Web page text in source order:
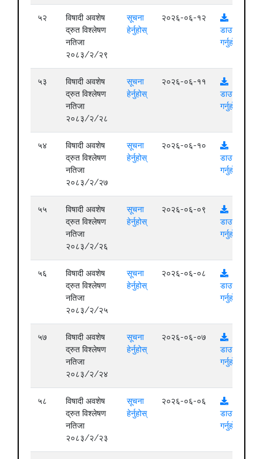
५२
विषादी अवशेष
द्रुत विश्लेषण
नतिजा
२०८३/२/२९
सूचना
हेर्नुहोस्
२०२६-०६-१२
डाउनलोड
गर्नुहोस्
५३
विषादी अवशेष
द्रुत विश्लेषण
नतिजा
२०८३/२/२८
सूचना
हेर्नुहोस्
२०२६-०६-११
डाउनलोड
गर्नुहोस्
५४
विषादी अवशेष
द्रुत विश्लेषण
नतिजा
२०८३/२/२७
सूचना
हेर्नुहोस्
२०२६-०६-१०
डाउनलोड
गर्नुहोस्
५५
विषादी अवशेष
द्रुत विश्लेषण
नतिजा
२०८३/२/२६
सूचना
हेर्नुहोस्
२०२६-०६-०९
डाउनलोड
गर्नुहोस्
५६
विषादी अवशेष
द्रुत विश्लेषण
नतिजा
२०८३/२/२५
सूचना
हेर्नुहोस्
२०२६-०६-०८
डाउनलोड
गर्नुहोस्
५७
विषादी अवशेष
द्रुत विश्लेषण
नतिजा
२०८३/२/२४
सूचना
हेर्नुहोस्
२०२६-०६-०७
डाउनलोड
गर्नुहोस्
५८
विषादी अवशेष
द्रुत विश्लेषण
नतिजा
२०८३/२/२३
सूचना
हेर्नुहोस्
२०२६-०६-०६
डाउनलोड
गर्नुहोस्